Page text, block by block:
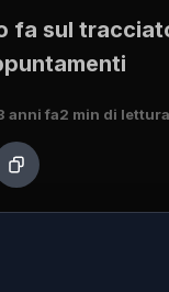
fa sul
anni fa2 min di lettura